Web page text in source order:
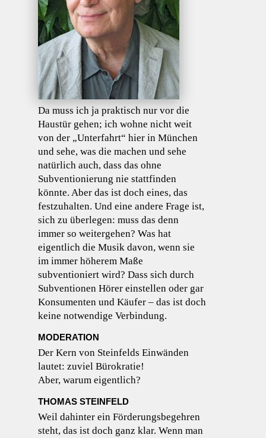
Da muss ich ja praktisch nur vor die
Haustür gehen; ich wohne nicht weit
von der „Unterfahrt“ hier in München
und sehe, was die machen und sehe
natürlich auch, dass das ohne
Subventionierung nie stattfinden
könnte. Aber das ist doch eines, das
festzuhalten. Und eine andere Frage ist,
sich zu überlegen: muss das denn
immer so weitergehen? Was hat
eigentlich die Musik davon, wenn sie
im immer höherem Maße
subventioniert wird? Dass sich durch
Subventionen Hörer einstellen oder gar
Konsumenten und Käufer – das ist doch
keine notwendige Verbindung.
MODERATION
Der Kern von Steinfelds Einwänden
lautet: zuviel Bürokratie!
Aber, warum eigentlich?
THOMAS STEINFELD
Weil dahinter ein Förderungsbegehren
steht, das ist doch ganz klar. Wenn man